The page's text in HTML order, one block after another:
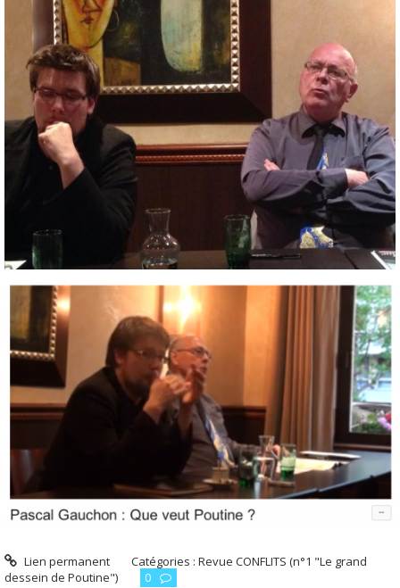
Lien permanent Catégories :Revue CONFLITS (n°1 "Le grand
dessein de Poutine")
0